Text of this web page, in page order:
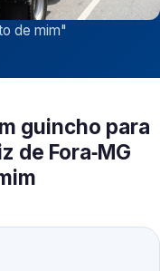
de mim"
guincho para
de Fora‑MG